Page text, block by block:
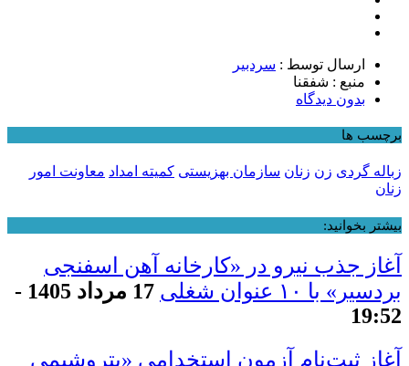
ارسال توسط : سردبیر
منبع : شفقنا
بدون دیدگاه
برچسب ها
زباله گردی زن زنان سازمان بهزیستی کمیته امداد معاونت امور
زنان
بیشتر بخوانید:
آغاز جذب نیرو در «کارخانه آهن اسفنجی
بردسیر» با ۱۰ عنوان شغلی
17 مرداد 1405 -
19:52
آغاز ثبت‌نام آزمون استخدامی «پتروشیمی